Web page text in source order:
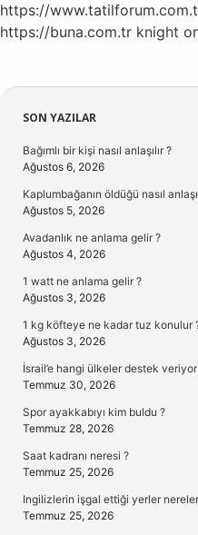
https://
https://buna.com.tr knight
Sidebar
SON YAZILAR
Bağımlı bir kişi nasıl anlaşılır ?
Ağustos 6, 2026
Kaplumbağanın öldüğü nasıl
Ağustos 5, 2026
Avadanlık ne anlama gelir ?
Ağustos 4, 2026
1 watt ne anlama gelir ?
Ağustos 3, 2026
1 kg köfteye ne kadar tuz konulur
Ağustos 3, 2026
İsrail’e hangi ülkeler destek
Temmuz 30, 2026
Spor ayakkabıyı kim buldu ?
Temmuz 28, 2026
Saat kadranı neresi ?
Temmuz 25, 2026
Ingilizlerin işgal ettiği yerler
Temmuz 25, 2026